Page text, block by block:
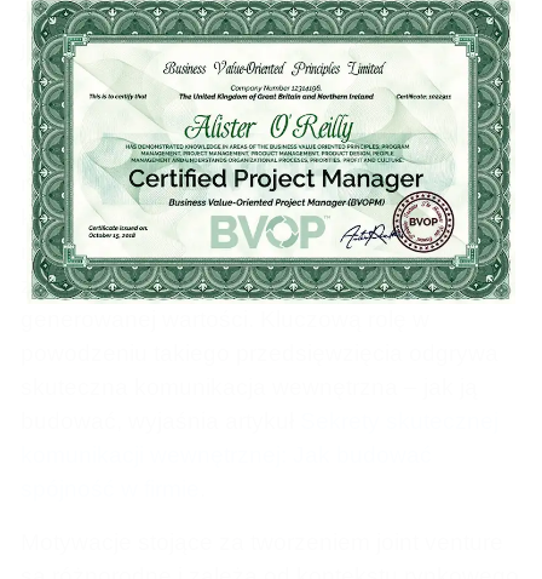
zarządzaniu i zyskach. Kluczowym wyróżnikiem
jest tu współwłasność, która odróżnia tę formę
od prostych relacji dostawca-odbiorca czy
umów licencyjnych. Strony wnoszą do
wspólnego przedsięwzięcia określone aktywa –
mogą to być środki finansowe, technologie,
know-how, dostęp do kanałów dystrybucji,
marki, patenty czy relacje z klientami – i w
zamian oczekują proporcjonalnego udziału w